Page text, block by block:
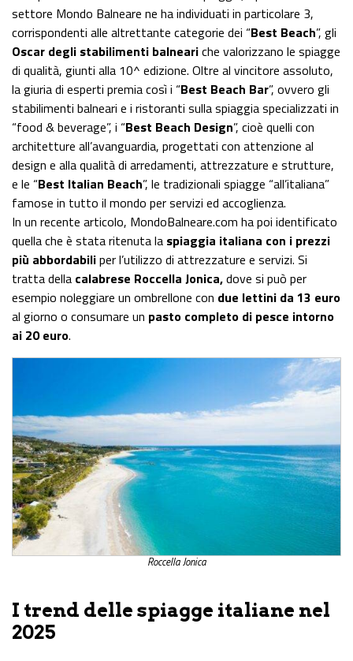
settore Mondo Balneare ne ha individuati in particolare 3,
corrispondenti alle altrettante categorie dei “Best Beach”, gli
Oscar degli stabilimenti balneariche valorizzano le spiagge
di qualità, giunti alla 10^ edizione. Oltre al vincitore assoluto,
la giuria di esperti premia così i “Best Beach Bar”, ovvero gli
stabilimenti balneari e i ristoranti sulla spiaggia specializzati in
“food & beverage”, i “Best Beach Design”, cioè quelli con
architetture all’avanguardia, progettati con attenzione al
design e alla qualità di arredamenti, attrezzature e strutture,
e le “Best Italian Beach”, le tradizionali spiagge “all’italiana”
famose in tutto il mondo per servizi ed accoglienza.
In un recente articolo, MondoBalneare.com ha poi identificato
quella che è stata ritenuta la spiaggia italiana con i prezzi
più abbordabiliper l’utilizzo di attrezzature e servizi. Si
tratta della calabrese Roccella Jonica,dove si può per
esempio noleggiare un ombrellone con due lettini da 13 euro
al giorno o consumare un pasto completo di pesce intorno
ai 20 euro.
Roccella Jonica
I trend delle spiagge italiane nel
2025